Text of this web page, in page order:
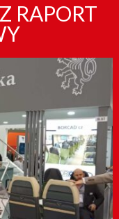
RAPORT